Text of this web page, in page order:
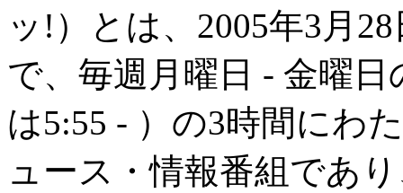
ッ!）とは、2005年3月
で、毎週月曜日 - 金曜日
は5:55 - ）の3時間にわ
ュース・情報番組であ